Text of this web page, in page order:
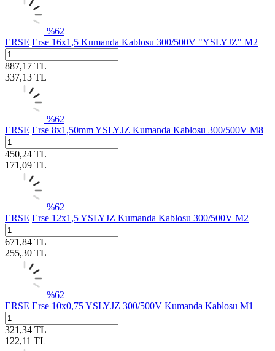
%62
ERSE Erse 16x1,5 Kumanda Kablosu 300/500V "YSLYJZ" M2
887,17 TL
337,13 TL
%62
ERSE Erse 8x1,50mm YSLYJZ Kumanda Kablosu 300/500V M8
450,24 TL
171,09 TL
%62
ERSE Erse 12x1,5 YSLYJZ Kumanda Kablosu 300/500V M2
671,84 TL
255,30 TL
%62
ERSE Erse 10x0,75 YSLYJZ 300/500V Kumanda Kablosu M1
321,34 TL
122,11 TL